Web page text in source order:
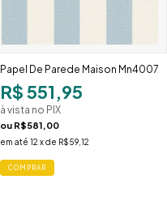
Papel De Parede Maison Mn4007
R$ 551,95
à vista no PIX
ou R$581,00
em até 12 x de R$59,12